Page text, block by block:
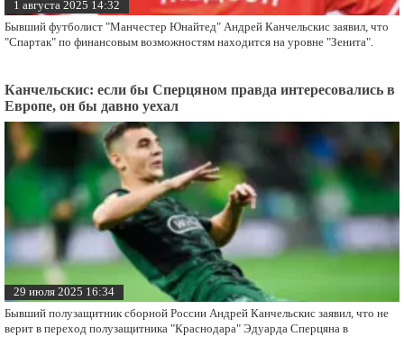
1 августа 2025 14:32
Бывший футболист "Манчестер Юнайтед" Андрей Канчельскис заявил, что
"Спартак" по финансовым возможностям находится на уровне "Зенита".
Канчельскис: если бы Сперцяном правда интересовались в
Европе, он бы давно уехал
29 июля 2025 16:34
Бывший полузащитник сборной России Андрей Канчельскис заявил, что не
верит в переход полузащитника "Краснодара" Эдуарда Сперцяна в